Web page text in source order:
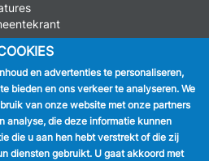
ONS
en advertenties te personaliseren,
bieden en ons verkeer te analyseren. We
van onze website met onze partners
analyse, die deze informatie kunnen
die u aan hen hebt verstrekt of die zij
diensten gebruikt. U gaat akkoord met